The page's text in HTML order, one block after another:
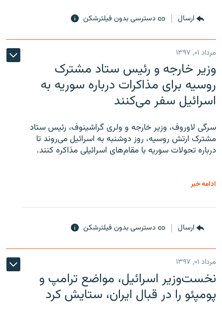
ارسال دسترسی بدون فیلترشکن
مرداد ۰۱, ۱۳۹۷
وزیر خارجه و رئیس‌ ستاد مشترک
روسیه برای مذاکرات درباره سوریه به
اسرائیل سفر می‌کنند
سرگی لاوروف، وزیر خارجه و ولری گراشینوف، رئیس ستاد
مشترک ارتش روسیه، روز دوشنبه به اسرائیل می‌روند تا
درباره تحولات سوریه با مقام‌های اسرائیلی مذاکره کنند.
ادامه خبر
ارسال دسترسی بدون فیلترشکن
مرداد ۰۱, ۱۳۹۷
نخست‌وزیر اسرائیل، مواضع ترامپ و
پومپئو را در قبال ایران، ستایش کرد